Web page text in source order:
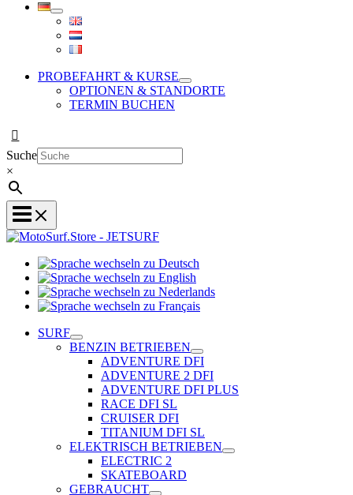
PROBEFAHRT & KURSE
OPTIONEN & STANDORTE
TERMIN BUCHEN
Suche
×
zu
Deutsch
wechseln
zu
Sprache
Sprache
Français
SURF
BENZIN BETRIEBEN
ADVENTURE DFI
ADVENTURE 2 DFI
ADVENTURE DFI PLUS
RACE DFI SL
CRUISER DFI
TITANIUM DFI SL
ELEKTRISCH BETRIEBEN
ELECTRIC 2
SKATEBOARD
GEBRAUCHT